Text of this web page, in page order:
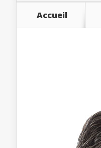
Accueil